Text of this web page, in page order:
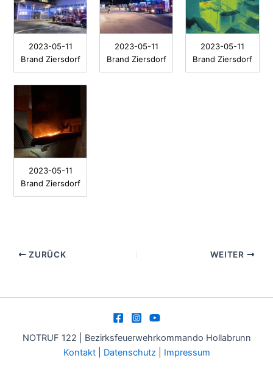
2023-05-11
Brand Ziersdorf
2023-05-11
Brand Ziersdorf
2023-05-11
Brand Ziersdorf
2023-05-11
Brand Ziersdorf
ZURÜCK WEITER
NOTRUF 122 | Bezirksfeuerwehrkommando Hollabrunn
Kontakt| Datenschutz Impressum